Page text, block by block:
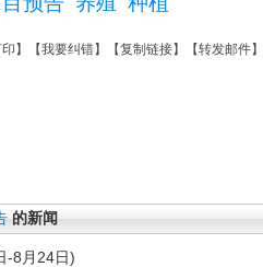
】【我要纠错】【复制链接】【转发邮件
的新闻
-8月24日)